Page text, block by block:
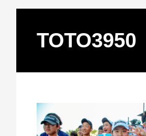
TOTO3950